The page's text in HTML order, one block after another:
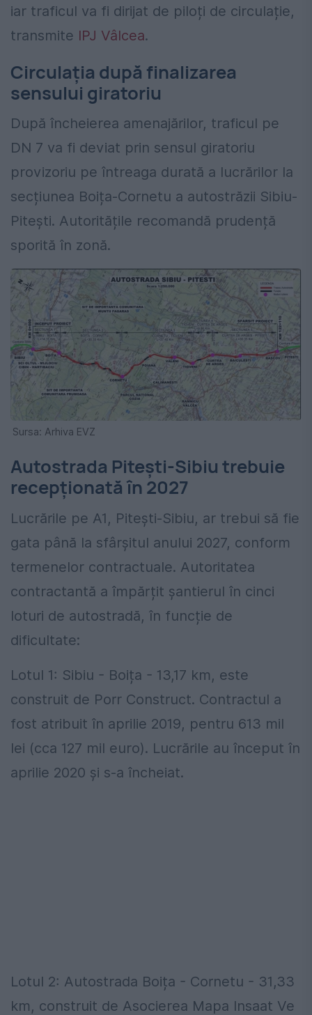
iar traficul va fi dirijat de piloți de circulație,
transmite IPJ Vâlcea.
Circulația după finalizarea
sensului giratoriu
După încheierea amenajărilor, traficul pe
DN 7 va fi deviat prin sensul giratoriu
provizoriu pe întreaga durată a lucrărilor la
secțiunea Boița-Cornetu a autostrăzii Sibiu-
Pitești. Autoritățile recomandă prudență
sporită în zonă.
Sursa: Arhiva EVZ
Autostrada Pitești-Sibiu trebuie
recepționată în 2027
Lucrările pe A1, Pitești-Sibiu, ar trebui să fie
gata până la sfârșitul anului 2027, conform
termenelor contractuale. Autoritatea
contractantă a împărțit șantierul în cinci
loturi de autostradă, în funcție de
dificultate:
Lotul 1: Sibiu - Boița - 13,17 km, este
construit de Porr Construct. Contractul a
fost atribuit în aprilie 2019, pentru 613 mil
lei (cca 127 mil euro). Lucrările au început în
aprilie 2020 și s-a încheiat.
Lotul 2: Autostrada Boița - Cornetu - 31,33
km, construit de Asocierea Mapa Insaat Ve